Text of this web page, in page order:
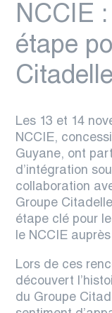
NCCIE
étape
Les 13 et 14
NCCIE,
Guyane, ont
d’intégration
collaboration
Groupe
étape clé pour
le NCCIE
Lors de ces
découvert
du Groupe